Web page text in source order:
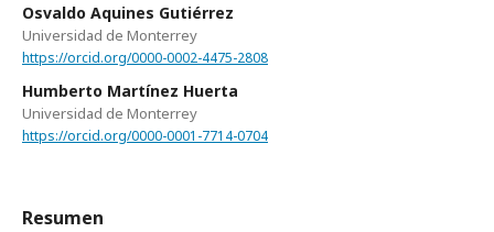
Osvaldo Aquines Gutiérrez
Universidad de Monterrey
https://orcid.org/0000-0002-4475-2808
Humberto Martínez Huerta
Universidad de Monterrey
https://orcid.org/0000-0001-7714-0704
Resumen